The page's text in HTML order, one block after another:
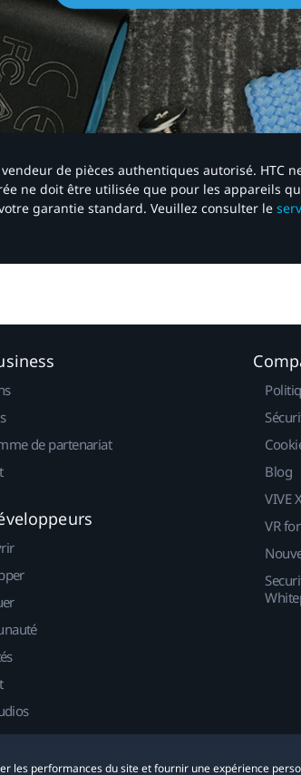
de pièces authentiques autorisé. HTC
ne doit être utilisée que pour les appareils
garantie standard. Veuillez consulter le
les performances du site et fournir une expérience
de partenariat
Blog
VIVE X
VR